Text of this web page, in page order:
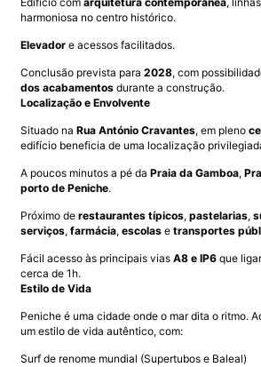
harmoniosa no centro histórico.
Elevador e acessos facilitados.
Conclusão prevista para 2028, com
dos acabamentos durante a construção.
Localização e Envolvente
Situado na Rua António Cravantes, em pleno
edifício beneficia de uma localização
A poucos minutos a pé da Praia da Gamboa,
porto de Peniche.
Próximo de restaurantes típicos, pastelarias,
serviços, farmácia, escolas e transportes
Fácil acesso às principais vias A8 e IP6 que
cerca de 1h.
Estilo de Vida
Peniche é uma cidade onde o mar dita o ritmo.
um estilo de vida autêntico, com:
Surf de renome mundial (Supertubos e Baleal)